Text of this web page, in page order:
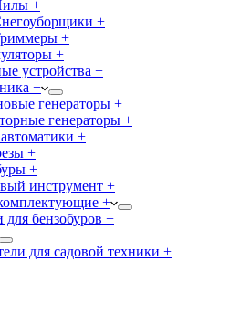
+
+
+
+
устройства +
+
генераторы +
генераторы +
+
+
+
инструмент +
+
бензобуров +
для садовой техники +